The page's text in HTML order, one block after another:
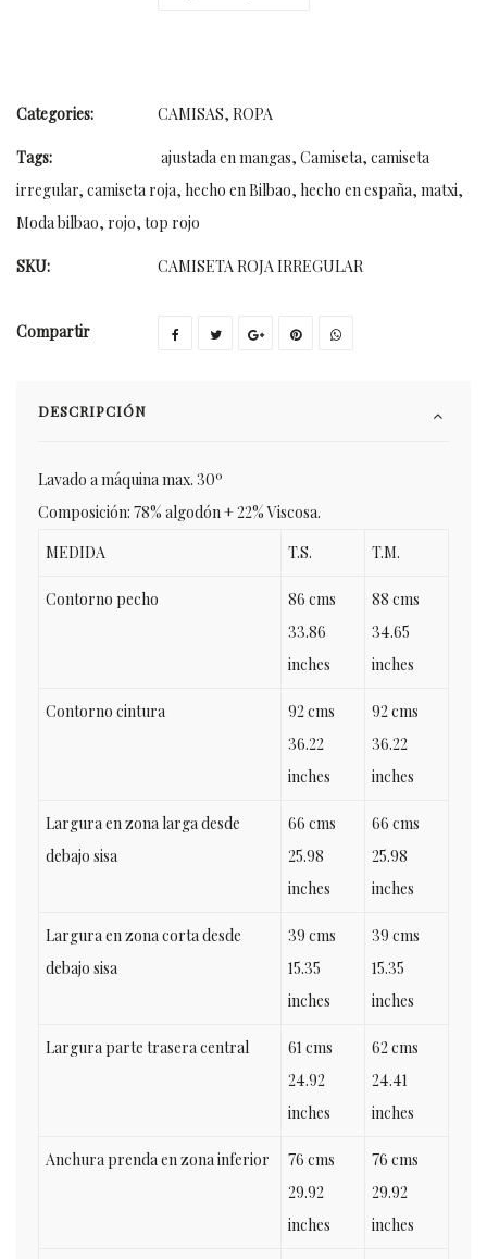
Categories: CAMISAS, ROPA
Tags: ajustada en mangas, Camiseta, camiseta
irregular, camiseta roja, hecho en Bilbao, hecho en españa, matxi,
Moda bilbao, rojo, top rojo
SKU: CAMISETA ROJA IRREGULAR
Compartir
DESCRIPCIÓN
Lavado a máquina max. 30º
Composición: 78% algodón + 22% Viscosa.
MEDIDA
T.S. T.M.
Contorno pecho
86 cms
33.86
inches
88 cms
34.65
inches
Contorno cintura
92 cms
36.22
inches
92 cms
36.22
inches
Largura en zona larga desde
debajo sisa
66 cms
25.98
inches
66 cms
25.98
inches
Largura en zona corta desde
debajo sisa
39 cms
15.35
inches
39 cms
15.35
inches
Largura parte trasera central
61 cms
24.92
inches
62 cms
24.41
inches
Anchura prenda en zona inferior
76 cms
29.92
inches
76 cms
29.92
inches